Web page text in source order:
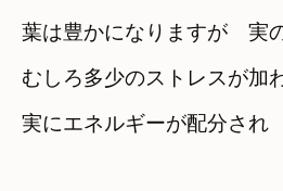
葉は豊かになりますが　実
むしろ多少のストレスが加
実にエネルギーが配分され